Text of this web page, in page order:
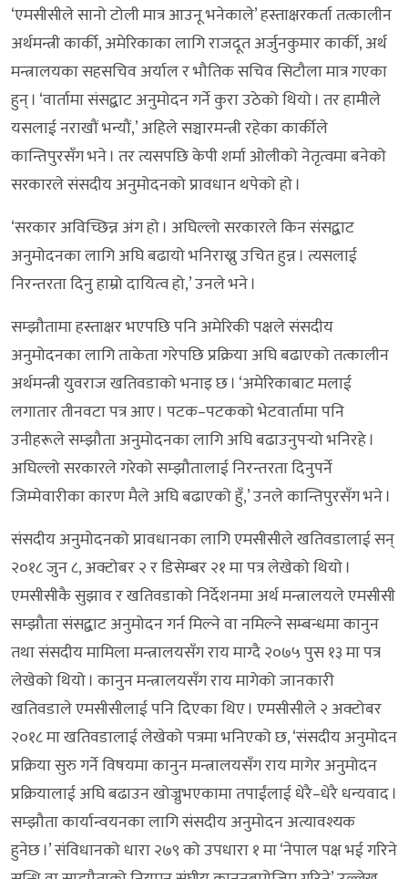
‘एमसीसीले सानो टोली मात्र आउनू भनेकाले’ हस्ताक्षरकर्ता तत्कालीन
अर्थमन्त्री कार्की, अमेरिकाका लागि राजदूत अर्जुनकुमार कार्की, अर्थ
मन्त्रालयका सहसचिव अर्याल र भौतिक सचिव सिटौला मात्र गएका
हुन् । ‘वार्तामा संसद्बाट अनुमोदन गर्ने कुरा उठेको थियो । तर हामीले
यसलाई नराखौं भन्यौं,’ अहिले सञ्चारमन्त्री रहेका कार्कीले
कान्तिपुरसँग भने । तर त्यसपछि केपी शर्मा ओलीको नेतृत्वमा बनेको
सरकारले संसदीय अनुमोदनको प्रावधान थपेको हो ।
‘सरकार अविच्छिन्न अंग हो । अघिल्लो सरकारले किन संसद्बाट
अनुमोदनका लागि अघि बढायो भनिराख्नु उचित हुन्न । त्यसलाई
निरन्तरता दिनु हाम्रो दायित्व हो,’ उनले भने ।
सम्झौतामा हस्ताक्षर भएपछि पनि अमेरिकी पक्षले संसदीय
अनुमोदनका लागि ताकेता गरेपछि प्रक्रिया अघि बढाएको तत्कालीन
अर्थमन्त्री युवराज खतिवडाको भनाइ छ । ‘अमेरिकाबाट मलाई
लगातार तीनवटा पत्र आए । पटक–पटकको भेटवार्तामा पनि
उनीहरूले सम्झौता अनुमोदनका लागि अघि बढाउनुपर्‍यो भनिरहे ।
अघिल्लो सरकारले गरेको सम्झौतालाई निरन्तरता दिनुपर्ने
जिम्मेवारीका कारण मैले अघि बढाएको हुँ,’ उनले कान्तिपुरसँग भने ।
संसदीय अनुमोदनको प्रावधानका लागि एमसीसीले खतिवडालाई सन्
२०१८ जुन ८, अक्टोबर २ र डिसेम्बर २१ मा पत्र लेखेको थियो ।
एमसीसीकै सुझाव र खतिवडाको निर्देशनमा अर्थ मन्त्रालयले एमसीसी
सम्झौता संसद्बाट अनुमोदन गर्न मिल्ने वा नमिल्ने सम्बन्धमा कानुन
तथा संसदीय मामिला मन्त्रालयसँग राय माग्दै २०७५ पुस १३ मा पत्र
लेखेको थियो । कानुन मन्त्रालयसँग राय मागेको जानकारी
खतिवडाले एमसीसीलाई पनि दिएका थिए । एमसीसीले २ अक्टोबर
२०१८ मा खतिवडालाई लेखेको पत्रमा भनिएको छ, ‘संसदीय अनुमोदन
प्रक्रिया सुरु गर्ने विषयमा कानुन मन्त्रालयसँग राय मागेर अनुमोदन
प्रक्रियालाई अघि बढाउन खोज्नुभएकामा तपाईंलाई धेरै–धेरै धन्यवाद ।
सम्झौता कार्यान्वयनका लागि संसदीय अनुमोदन अत्यावश्यक
हुनेछ ।’ संविधानको धारा २७९ को उपधारा १ मा ‘नेपाल पक्ष भई गरिने